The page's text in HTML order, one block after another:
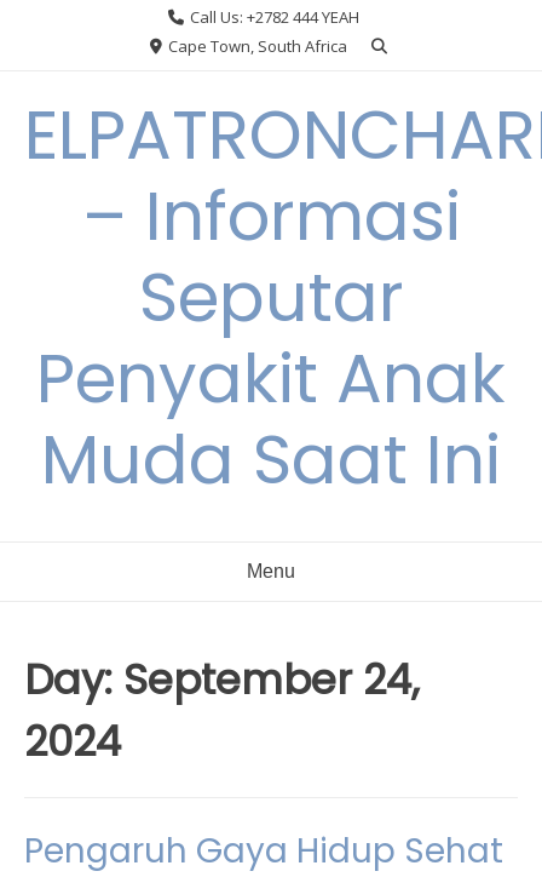
Call Us: +2782 444 YEAH
Cape Town, South Africa
– Informasi
Seputar
Penyakit Anak
Muda Saat Ini
Menu
Day: September 24,
2024
Pengaruh Gaya Hidup Sehat